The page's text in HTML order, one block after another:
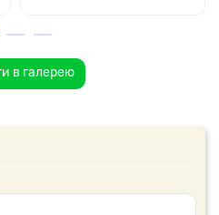
в галерею